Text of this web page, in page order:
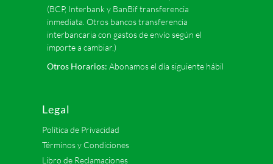
(BCP, Interbank y BanBif transferencia
inmediata. Otros bancos transferencia
interbancaria con gastos de envío según el
importe a cambiar.)
Otros Horarios: Abonamos el día siguiente hábil
Legal
Política de Privacidad
Términos y Condiciones
Libro de Reclamaciones